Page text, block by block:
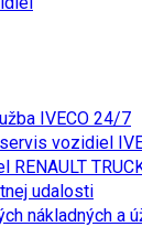
IVECO 24/7
vozidiel
udalosti
nákladných a